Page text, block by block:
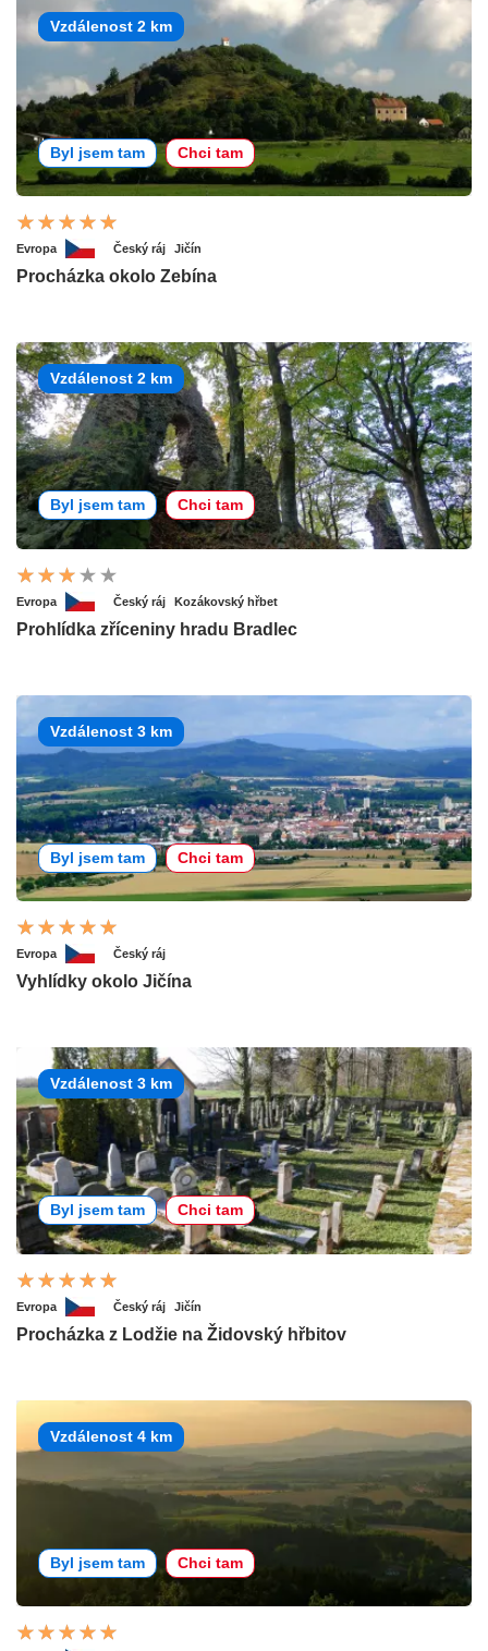
Vzdálenost 2 km
Byl jsem tam Chci tam
Evropa Český ráj Jičín
Procházka okolo Zebína
Vzdálenost 2 km
Byl jsem tam Chci tam
Evropa Český ráj Kozákovský hřbet
Prohlídka zříceniny hradu Bradlec
Vzdálenost 3 km
Byl jsem tam Chci tam
Evropa Český ráj
Vyhlídky okolo Jičína
Vzdálenost 3 km
Byl jsem tam Chci tam
Evropa Český ráj Jičín
Procházka z Lodžie na Židovský hřbitov
Vzdálenost 4 km
Byl jsem tam Chci tam